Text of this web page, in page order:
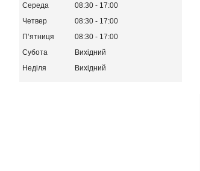
Середа
08:30
17:00
Четвер
08:30
17:00
Пʼятниця
08:30
17:00
Субота
Вихідний
Неділя
Вихідний